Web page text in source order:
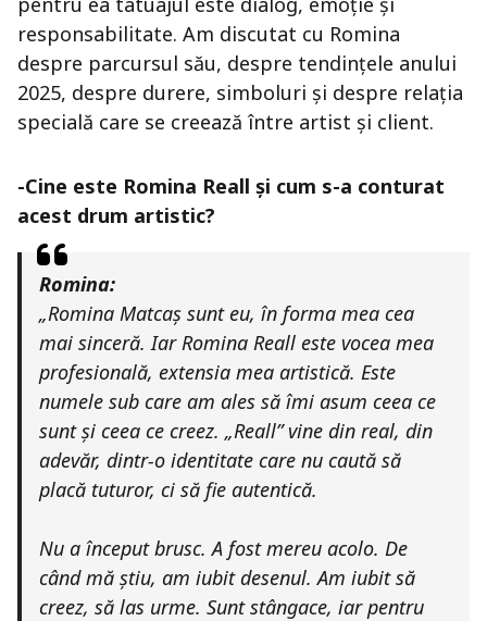
responsabilitate. Am discutat cu Romina
despre parcursul său, despre tendințele anului
2025, despre durere, simboluri și despre relația
specială care se creează între artist și client.
-Cine este Romina Reall și cum s-a conturat
acest drum artistic?
Romina:
„Romina Matcaș sunt eu, în forma mea cea
mai sinceră. Iar Romina Reall este vocea mea
profesională, extensia mea artistică. Este
numele sub care am ales să îmi asum ceea ce
sunt și ceea ce creez. „Reall” vine din real, din
adevăr, dintr-o identitate care nu caută să
placă tuturor, ci să fie autentică.
Nu a început brusc. A fost mereu acolo. De
când mă știu, am iubit desenul. Am iubit să
creez, să las urme. Sunt stângace, iar pentru